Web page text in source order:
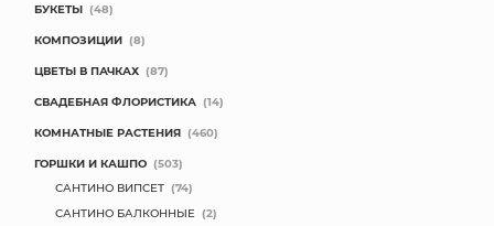
СУНДУКИ
БУКЕТЫ (48)
КОМПОЗИЦИИ (8)
ЦВЕТЫ В ПАЧКАХ (87)
СВАДЕБНАЯ ФЛОРИСТИКА (14)
КОМНАТНЫЕ РАСТЕНИЯ (460)
ГОРШКИ И КАШПО (503)
САНТИНО ВИПСЕТ (74)
САНТИНО БАЛКОННЫЕ (2)